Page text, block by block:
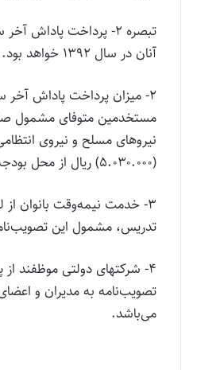
تبصره ۲- پرداخت
آنان در سال ۱۳۹۲ خواهد بود. در هر حال میزان عیدی اینگونه افراد از پنجاه درصد (۵۰%) رقم مذکور کمتر نخواهد بود.
۲- میزان پرداخت پاداش
مستخدمین متوفای مشمول
نیروهای مسلح و نیروی
(۵.۰۳۰.۰۰۰) ریال از محل بودجه مصوب هر دستگاه اجرایی قابل پرداخت می‌باشد.
۳- خدمت نیمه‌وقت بانوان
تدریس، مشمول این
۴- شرکتهای دولتی موظفند
تصویب‌نامه به مدیران و
می‌باشد.